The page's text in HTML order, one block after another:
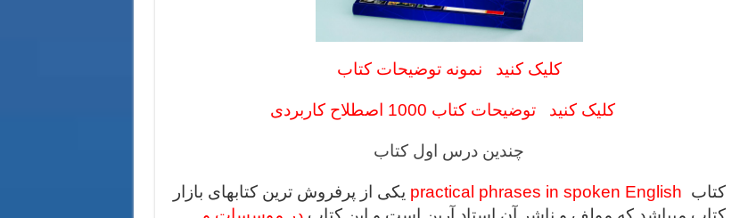
کلیک کنید نمونه توضیحات کتاب
کلیک کنیدتوضیحات کتاب 1000 اصطلاح کاربردی
چندین درس اول کتاب
کتاب practical phrases in spoken English یکی از پرفروش ترین کتابهای بازار